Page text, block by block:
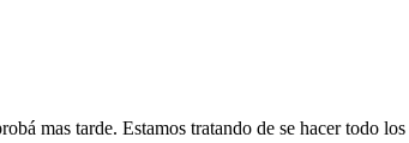
mas tarde. Estamos tratando de se hacer todo